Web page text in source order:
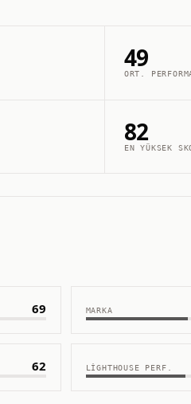
49
ORT.
82
EN YÜKSEK
69 MARKA
62 LIGHTHOUSE PERF.